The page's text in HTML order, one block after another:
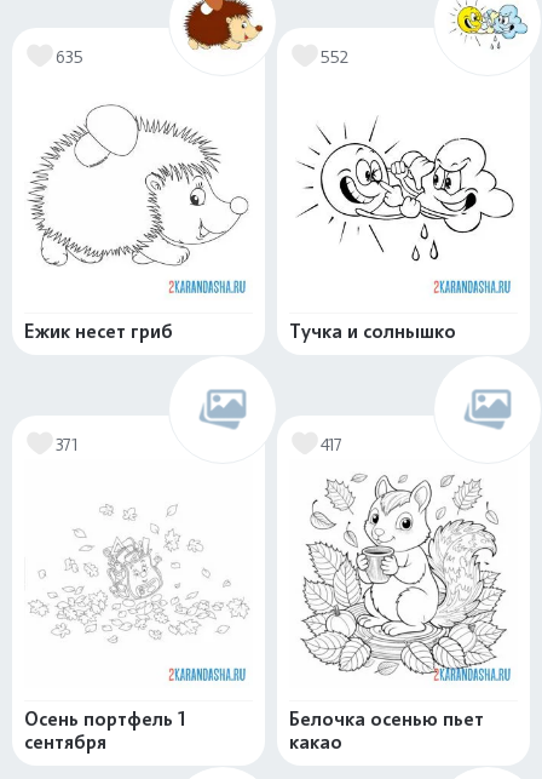
635
Ежик несет гриб
552
Тучка и солнышко
371
Осень портфель 1
сентября
417
Белочка осенью пьет
какао